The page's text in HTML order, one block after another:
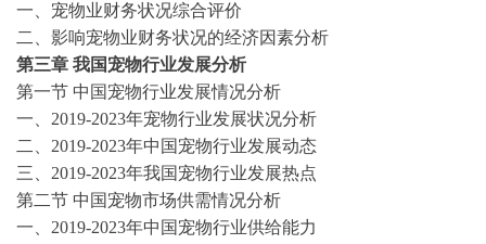
一、宠物业财务状况综合评价
二、影响宠物业财务状况的经济因素分析
第三章 我国宠物行业发展分析
第一节 中国 宠物行业发展情况分析
一、 2019-2023年宠物行业发展状况分析
二、 2019-2023年中国 宠物行业发展动态
三、 2019-2023年我国 宠物行业发展热点
第二节 中国 宠物市场供需情况分析
一、 2019-2023年中国 宠物行业供给能力